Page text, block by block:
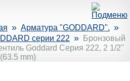
» Арматура "GODDARD". »
серии 222 »
Бронзовый
Goddard Серия 222, 2 1/2"
(63.5 mm)